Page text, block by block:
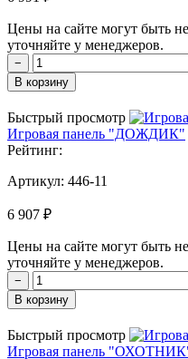
Цены на сайте могут быть
уточняйте у менеджеров.
−
В корзину
Быстрый просмотр
Игровая панель "ДОЖДИК"
Рейтинг:
Артикул: 446-11
6 907 ₽
Цены на сайте могут быть
уточняйте у менеджеров.
−
В корзину
Быстрый просмотр
Игровая панель